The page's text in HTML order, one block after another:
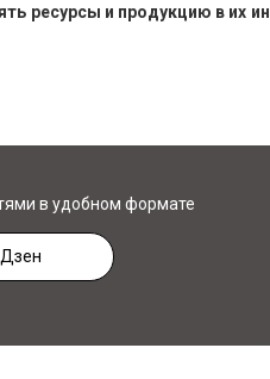
ресурсы и продукцию в их
в удобном формате